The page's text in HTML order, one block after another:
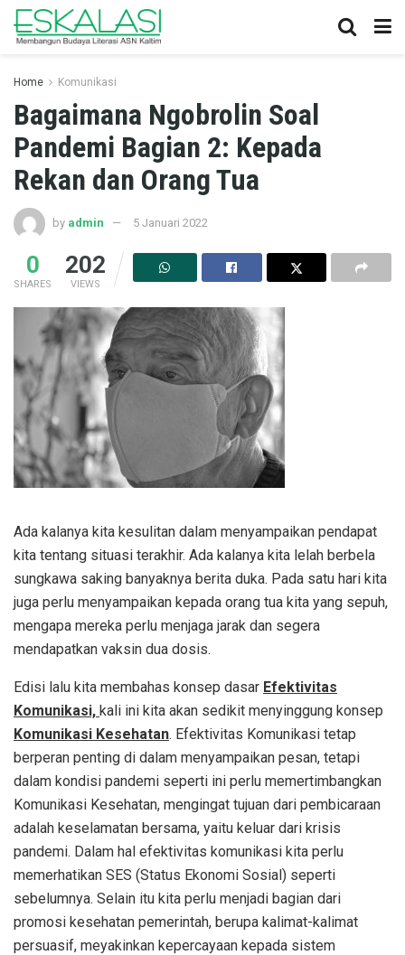
Home Komunikasi
Bagaimana Ngobrolin Soal
Pandemi Bagian 2: Kepada
Rekan dan Orang Tua
by admin 5 Januari 2022
0
SHARES
202
VIEWS
Ada kalanya kita kesulitan dalam menyampaikan pendapat
kita tentang situasi terakhir. Ada kalanya kita lelah berbela
sungkawa saking banyaknya berita duka. Pada satu hari kita
juga perlu menyampaikan kepada orang tua kita yang sepuh,
mengapa mereka perlu menjaga jarak dan segera
mendapatkan vaksin dua dosis.
Edisi lalu kita membahas konsep dasar Efektivitas
Komunikasi, kali ini kita akan sedikit menyinggung konsep
Komunikasi Kesehatan. Efektivitas Komunikasi tetap
berperan penting di dalam menyampaikan pesan, tetapi
dalam kondisi pandemi seperti ini perlu memertimbangkan
Komunikasi Kesehatan, mengingat tujuan dari pembicaraan
adalah keselamatan bersama, yaitu keluar dari krisis
pandemi. Dalam hal efektivitas komunikasi kita perlu
memerhatikan SES (Status Ekonomi Sosial) seperti
sebelumnya. Selain itu kita perlu menjadi bagian dari
promosi kesehatan pemerintah, berupa kalimat-kalimat
persuasif, meyakinkan kepercayaan kepada sistem